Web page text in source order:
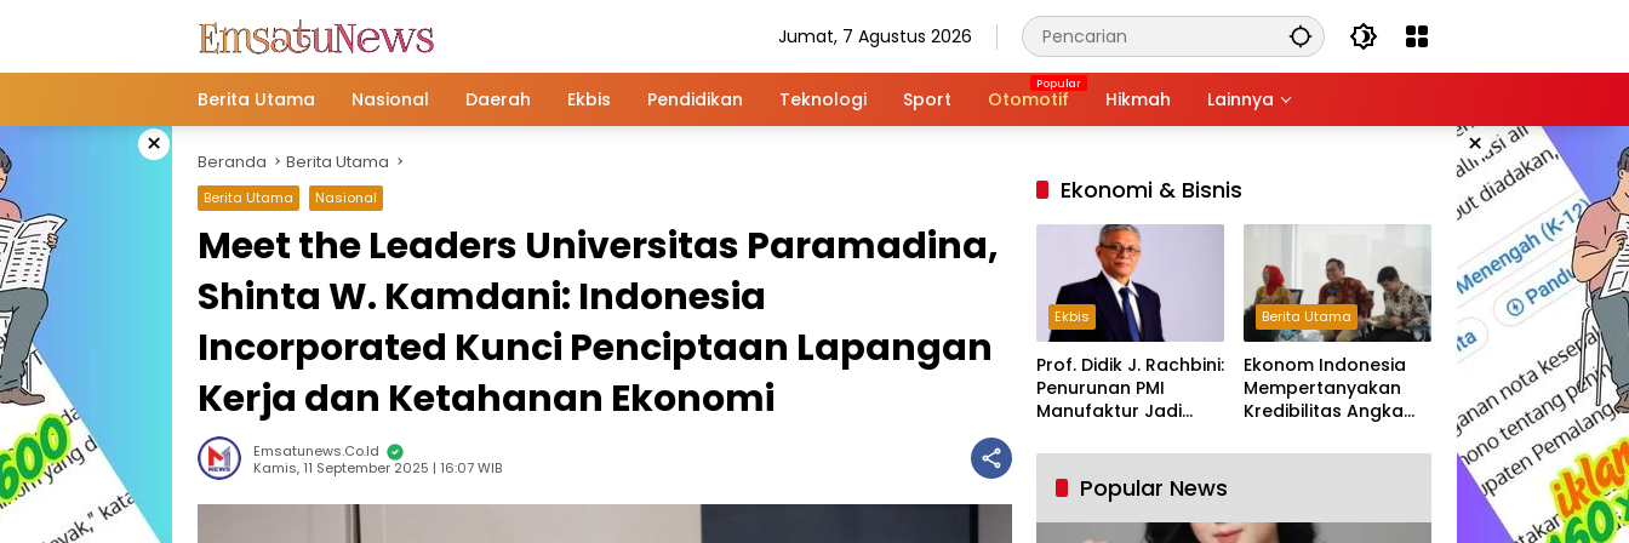
Jumat, 7 Agustus 2026
Berita Utama Nasional Daerah Ekbis Pendidikan Teknologi Sport Otomotif Hikmah Lainnya
× ×
Beranda Berita Utama
Berita Utama Nasional
Meet the Leaders Universitas Paramadina,
Shinta W. Kamdani: Indonesia
Incorporated Kunci Penciptaan Lapangan
Kerja dan Ketahanan Ekonomi
Emsatunews.co.id
Kamis, 11 September 2025 | 16:07 WIB
Ekonomi & Bisnis
Ekbis
Prof. Didik J. Rachbini:
Penurunan PMI
Manufaktur Jadi
Industri Nasional
Berita Utama
Ekonom Indonesia
Mempertanyakan
Kredibilitas Angka
Tumbuh Tapi Rapuh
Popular News